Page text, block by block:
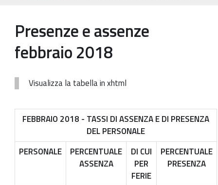
Ufficio Esportazione
Ufficio Tutela
Contatti
Presenze e assenze
febbraio 2018
Visualizza la tabella in xhtml
FEBBRAIO 2018 - TASSI DI ASSENZA E DI PRESENZA
DEL PERSONALE
PERSONALE
PERCENTUALE
ASSENZA
DI CUI
PER
FERIE
PERCENTUALE
PRESENZA